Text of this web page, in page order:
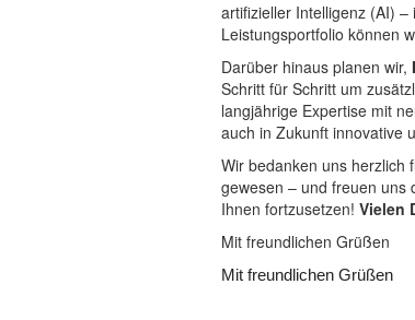
artifizieller Intelligenz (AI)
Leistungsportfolio können
Darüber hinaus planen wir,
Schritt für Schritt um
langjährige Expertise mit
auch in Zukunft innovative
Wir bedanken uns herzlich
gewesen – und freuen uns
Ihnen fortzusetzen! Vielen
Mit freundlichen Grüßen
Mit freundlichen Grüßen